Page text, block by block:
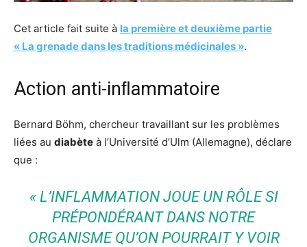
Cet article fait suite à la première et deuxième partie
« La grenade dans les traditions médicinales ».
Action anti-inﬂammatoire
Bernard Böhm, chercheur travaillant sur les problèmes
liées au diabète à l’Université d’Ulm (Allemagne), déclare
que :
« L’INFLAMMATION JOUE UN RÔLE SI
PRÉPONDÉRANT DANS NOTRE
ORGANISME QU’ON POURRAIT Y VOIR